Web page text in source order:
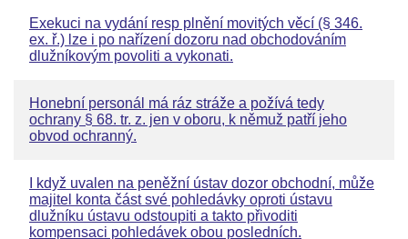
Exekuci na vydání resp plnění movitých věcí (§ 346.
ex. ř.) lze i po nařízení dozoru nad obchodováním
dlužníkovým povoliti a vykonati.
Honební personál má ráz stráže a požívá tedy
ochrany § 68. tr. z. jen v oboru, k němuž patří jeho
obvod ochranný.
I když uvalen na peněžní ústav dozor obchodní, může
majitel konta část své pohledávky oproti ústavu
dlužníku ústavu odstoupiti a takto přivoditi
kompensaci pohledávek obou posledních.